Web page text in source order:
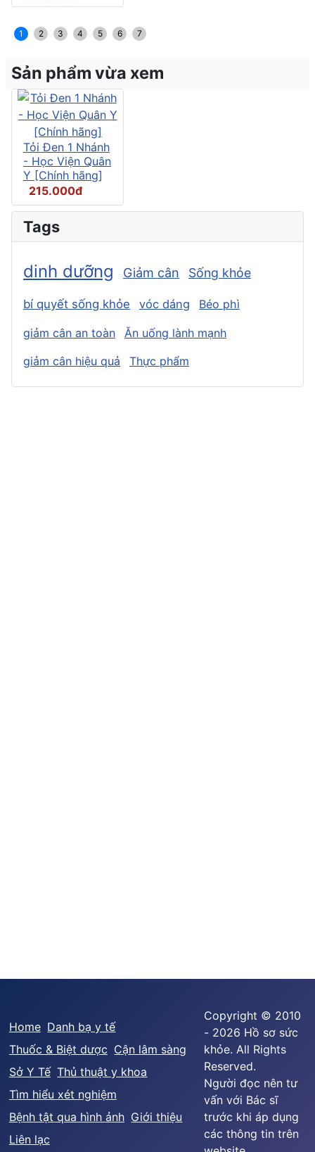
1 2 3 4 5 6 7
Sản phẩm vừa xem
Tỏi Đen 1 Nhánh
- Học Viện Quân
Y [Chính hãng]
215.000đ
Tags
dinh dưỡng Giảm cân Sống khỏe
bí quyết sống khỏe vóc dáng Béo phì
giảm cân an toàn
Ăn uống lành mạnh
giảm cân hiệu quả
Thực phẩm
Home Danh bạ y tế
Thuốc & Biệt dược Cận lâm sàng
Sở Y Tế Thủ thuật y khoa
Tìm hiểu xét nghiệm
Bệnh tật qua hình ảnh Giới thiệu
Liên lạc
Copyright © 2010
- 2026 Hồ sơ sức
khỏe. All Rights
Reserved.
Người đọc nên tư
vấn với Bác sĩ
trước khi áp dụng
các thông tin trên